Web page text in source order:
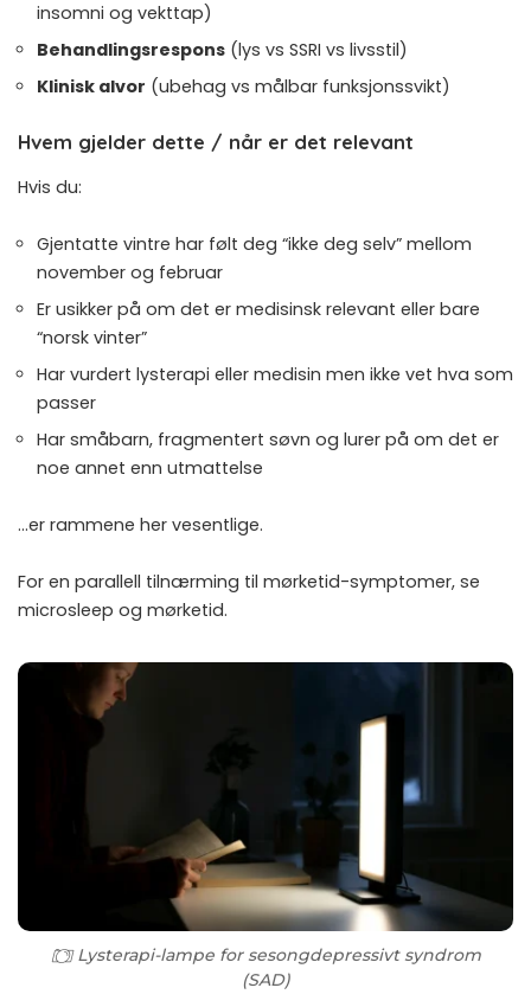
insomni og vekttap)
Behandlingsrespons (lys vs SSRI vs livsstil)
Klinisk alvor (ubehag vs målbar funksjonssvikt)
Hvem gjelder dette / når er det relevant
Hvis du:
Gjentatte vintre har følt deg “ikke deg selv” mellom
november og februar
Er usikker på om det er medisinsk relevant eller bare
“norsk vinter”
Har vurdert lysterapi eller medisin men ikke vet hva som
passer
Har småbarn, fragmentert søvn og lurer på om det er
noe annet enn utmattelse
…er rammene her vesentlige.
For en parallell tilnærming til mørketid-symptomer, se
microsleep og mørketid.
Lysterapi-lampe for sesongdepressivt syndrom
(SAD)